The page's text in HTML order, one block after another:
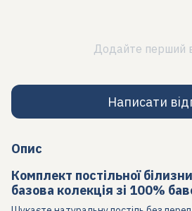
Додайте перший
Написати
Опис
Комплект постільної
базова колекція зі 100%